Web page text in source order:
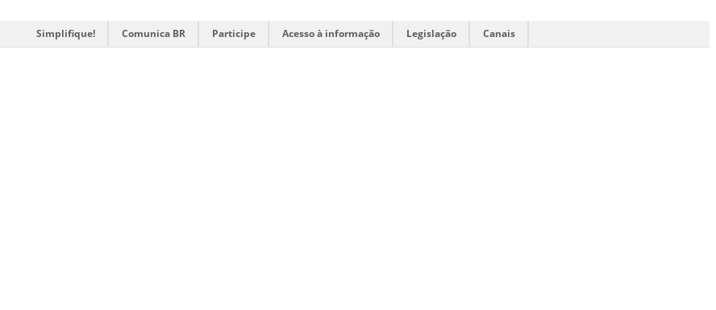
Simplifique! Comunica BR Participe Acesso à informação Legislação Canais